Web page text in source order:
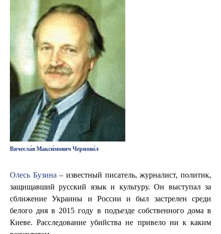
Вячесла́в Макси́мович Черново́л
Олесь Бузина – известный писатель, журналист, политик,
защищавший русский язык и культуру. Он выступал за
сближение Украины и России и был застрелен среди
белого дня в 2015 году в подъезде собственного дома в
Киеве. Расследование убийства не привело ни к каким